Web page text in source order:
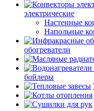
электрические
Настенные
Напольные
обогреватели
бойлеры